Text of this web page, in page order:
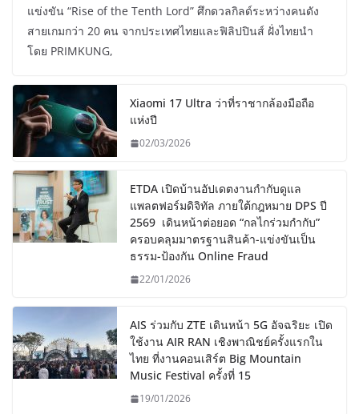
แข่งขัน “Rise of the Tenth Lord” ศึกดวลกิลด์ระหว่างคนดัง
สายเกมกว่า 20 คน จากประเทศไทยและฟิลิปปินส์ ฝั่งไทยนำ
โดย PRIMKUNG,
Xiaomi 17 Ultra ว่าที่ราชากล้องมือถือ
แห่งปี
02/03/2026
ETDA เปิดบ้านอัปเดตงานกำกับดูแล
แพลตฟอร์มดิจิทัล ภายใต้กฎหมาย DPS ปี
2569 เดินหน้าต่อยอด “กลไกร่วมกำกับ”
ครอบคลุมมาตรฐานสินค้า-แข่งขันเป็น
ธรรม-ป้องกัน Online Fraud
22/01/2026
AIS ร่วมกับ ZTE เดินหน้า 5G อัจฉริยะ เปิด
ใช้งาน AIR RAN เชิงพาณิชย์ครั้งแรกใน
ไทย ที่งานคอนเสิร์ต Big Mountain
Music Festival ครั้งที่ 15
19/01/2026